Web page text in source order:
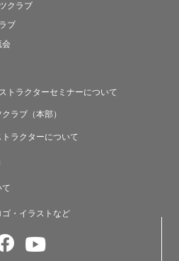
クラブ
ブ
会
トラクターセミナーについて
ラブ（本部）
ラクターについて
て
・イラストなど